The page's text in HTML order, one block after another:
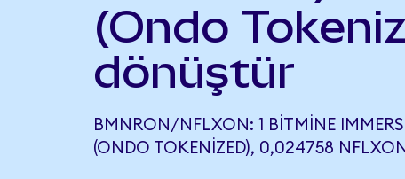
(Ondo
dönüştür
BMNRON/NFLXON: 1 BITMINE
(ONDO TOKENIZED), 0,024758 NFLXON